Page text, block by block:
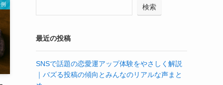
検索
最近の投稿
SNSで話題の恋愛運アップ体験をやさしく解説
｜バズる投稿の傾向とみんなのリアルな声まと